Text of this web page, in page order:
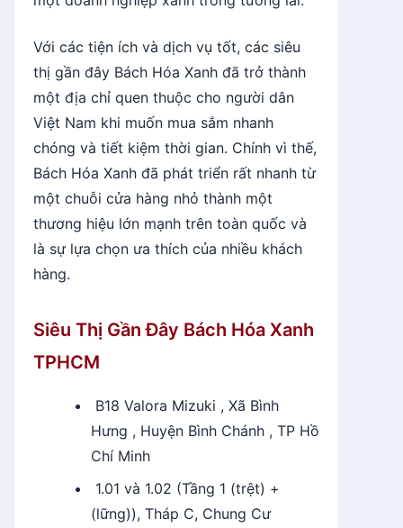
Với các tiện ích và dịch vụ tốt, các siêu
thị gần đây Bách Hóa Xanh đã trở thành
một địa chỉ quen thuộc cho người dân
Việt Nam khi muốn mua sắm nhanh
chóng và tiết kiệm thời gian. Chính vì thế,
Bách Hóa Xanh đã phát triển rất nhanh từ
một chuỗi cửa hàng nhỏ thành một
thương hiệu lớn mạnh trên toàn quốc và
là sự lựa chọn ưa thích của nhiều khách
hàng.
Siêu Thị Gần Đây Bách Hóa Xanh
TPHCM
B18 Valora Mizuki , Xã Bình
Hưng , Huyện Bình Chánh , TP Hồ
Chí Minh
1.01 và 1.02 (Tầng 1 (trệt) +
(lững)), Tháp C, Chung Cư